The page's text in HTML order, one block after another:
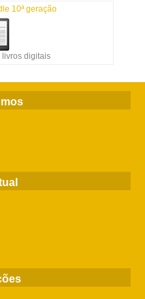
10ª geração
livros digitais